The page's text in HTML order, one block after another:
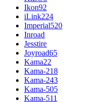
Ikon92
iLink224
Imperial520
Inroad
Jesstire
Joyroad65
Kama22
Kama-218
Kama-243
Kama-505
Kama-511